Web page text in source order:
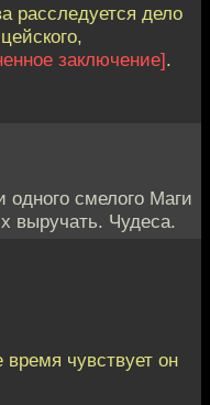
расследуется дело
заключение].
одного смелого Маги
выручать. Чудеса.
чувствует он